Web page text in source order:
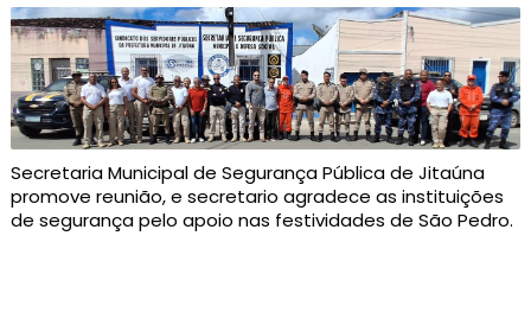
Secretaria Municipal de Segurança Pública de Jitaúna
promove reunião, e secretario agradece as instituições
de segurança pelo apoio nas festividades de São Pedro.